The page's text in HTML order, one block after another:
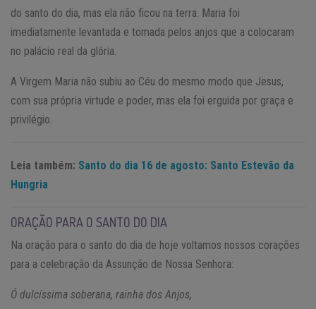
do santo do dia, mas ela não ficou na terra. Maria foi
imediatamente levantada e tomada pelos anjos que a colocaram
no palácio real da glória.
A Virgem Maria não subiu ao Céu do mesmo modo que Jesus,
com sua própria virtude e poder, mas ela foi erguida por graça e
privilégio.
Leia também: Santo do dia 16 de agosto: Santo Estevão da
Hungria
ORAÇÃO PARA O SANTO DO DIA
Na oração para o santo do dia de hoje voltamos nossos corações
para a celebração da Assunção de Nossa Senhora:
Ó dulcíssima soberana, rainha dos Anjos,